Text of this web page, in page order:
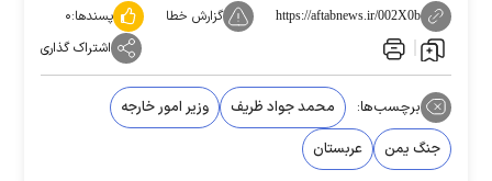
https://aftabnews.ir/002X0b گزارش خطا پسندها:۰
اشتراک گذاری
برچسب‌ها: محمد جواد ظریف
وزیر امور خارجه
جنگ یمن
عربستان